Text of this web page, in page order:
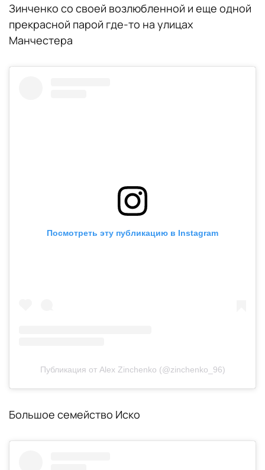
Зинченко со своей возлюбленной и еще одной
прекрасной парой где-то на улицах
Манчестера
Посмотреть эту публикацию в Instagram
Публикация от Alex Zinchenko (@zinchenko_96)
Большое семейство Иско